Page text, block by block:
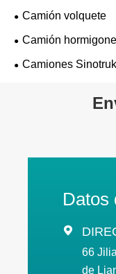
Camión volquete
Camión
Camiones Sinotruk
Datos

66
de